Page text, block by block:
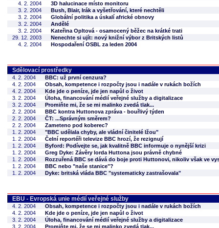
4. 2. 2004
3D halucinace místo monitoru
3. 2. 2004
Bush, Blair, Irák a vyšetřování, které nechtěli
3. 2. 2004
Globální politika a úskalí africké obnovy
3. 2. 2004
Andělé
3. 2. 2004
Kateřina Opltová - osamocený běžec na krátké trati
29. 12. 2003
Nenechte si ujít: nový knižní výbor z Britských listů
4. 2. 2004
Hospodaření OSBL za leden 2004
Sdělovací prostředky
4. 2. 2004
BBC: už první cenzura?
4. 2. 2004
Obsah, kompetence i rozpočty jsou i nadále v rukách božích
4. 2. 2004
Kde jde o peníze, jde jen napůl o život
3. 2. 2004
Úloha, financování médií veřejné služby a digitalizace
3. 2. 2004
Promiňte mi, že se mi malinko zvedá tlak...
2. 2. 2004
BBC kontra Huttonova zpráva - bouřlivý týden
2. 2. 2004
ČT: ...Správným směrem?
2. 2. 2004
Zameteno pod koberec?
1. 2. 2004
"BBC udělala chyby, ale vládní činitelé lžou"
1. 2. 2004
Čelní reportéři televize BBC hrozí, že rezignují
1. 2. 2004
Byford: Podívejte se, jak kvalitně BBC informuje o nynější krizi
1. 2. 2004
Greg Dyke: Závěry lorda Huttona jsou právně chybné
1. 2. 2004
Rozzuřená BBC se dává do boje proti Huttonovi, nikoliv však ve
1. 2. 2004
BBC nebo "naše stanice"?
1. 2. 2004
Dyke: britská vláda BBC "systematicky zastrašovala"
EBU - Evropská unie médií veřejné služby
4. 2. 2004
Obsah, kompetence i rozpočty jsou i nadále v rukách božích
4. 2. 2004
Kde jde o peníze, jde jen napůl o život
3. 2. 2004
Úloha, financování médií veřejné služby a digitalizace
3. 2. 2004
Promiňte mi, že se mi malinko zvedá tlak...